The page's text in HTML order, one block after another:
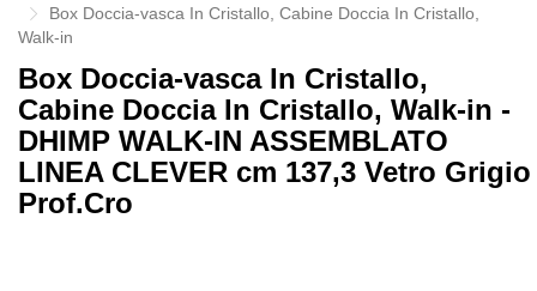
Box Doccia-vasca In Cristallo, Cabine Doccia In Cristallo,
Walk-in
Box Doccia-vasca In Cristallo,
Cabine Doccia In Cristallo, Walk-in -
DHIMP WALK-IN ASSEMBLATO
LINEA CLEVER cm 137,3 Vetro Grigio
Prof.Cro